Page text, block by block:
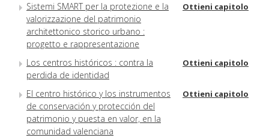
Sistemi SMART per la protezione e la
valorizzazione del patrimonio
architettonico storico urbano :
progetto e rappresentazione
Ottieni capitolo
Los centros históricos : contra la
perdida de identidad
Ottieni capitolo
El centro histórico y los instrumentos
de conservación y protección del
patrimonio y puesta en valor, en la
comunidad valenciana
Ottieni capitolo